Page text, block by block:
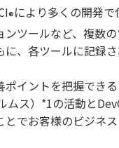
®により多くの開発
ンツールなど、複数
に、各ツールに記録
ポイントを把握でき
ムス）*1の活動と
とでお客様のビジネ